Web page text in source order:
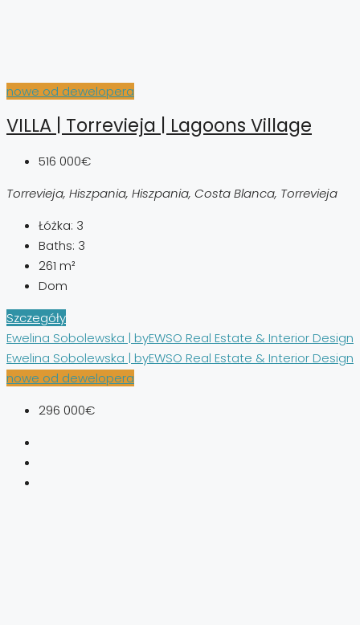
nowe od dewelopera
VILLA | Torrevieja | Lagoons Village
516 000€
Torrevieja, Hiszpania, Hiszpania, Costa Blanca, Torrevieja
Łóżka: 3
Baths: 3
261 m²
Dom
Szczegóły
Ewelina Sobolewska | byEWSO Real Estate & Interior Design
Ewelina Sobolewska | byEWSO Real Estate & Interior Design
nowe od dewelopera
296 000€